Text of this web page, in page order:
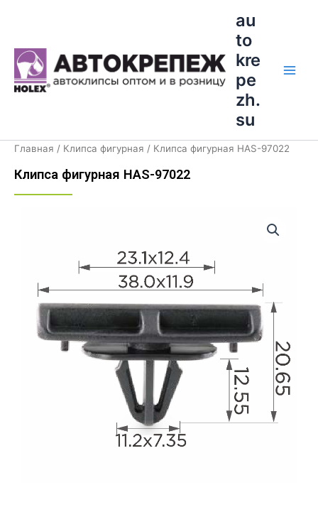
au
to
kre
pe
zh.
su
Главная / Клипса фигурная / Клипса фигурная HAS-97022
Клипса фигурная HAS-97022